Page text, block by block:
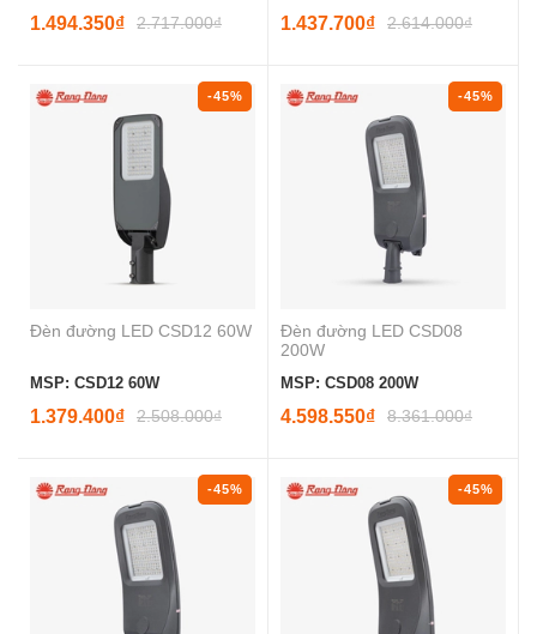
1.494.350₫ 2.717.000₫ 1.437.700₫ 2.614.000₫
-45%
Đèn đường LED CSD12 60W
MSP: CSD12 60W
1.379.400₫ 2.508.000₫
-45%
Đèn đường LED CSD08
200W
MSP: CSD08 200W
4.598.550₫ 8.361.000₫
-45% -45%